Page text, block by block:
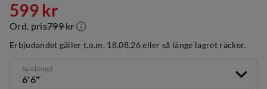
discounted
price
599 kr
original
price
Ord. pris799 kr
Erbjudandet gäller t.o.m. 18.08.26 eller så länge lagret räcker.
Spölängd
6'6"